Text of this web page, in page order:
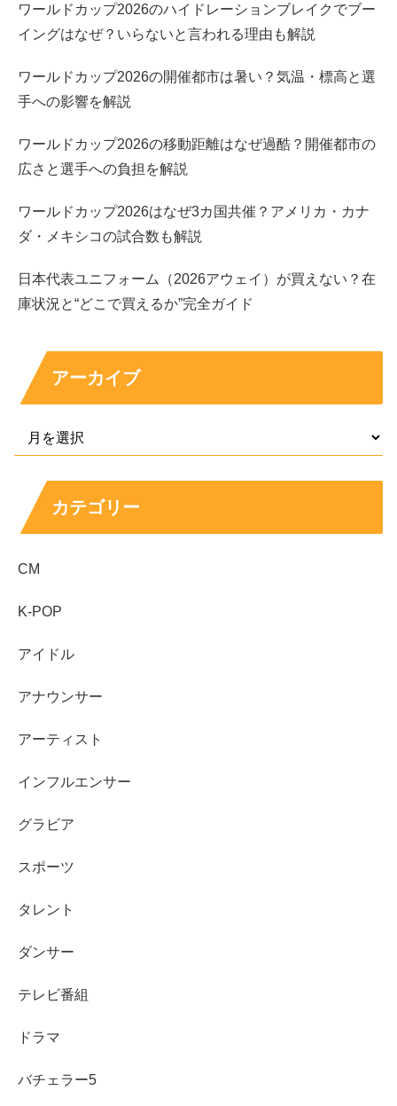
まとめ
舞良の彼氏・熱愛は、公表情報があるかどうかでま
恋リア出演があるため「熱愛の噂」が検索されやす
いが、演出や空気感だけで断定はできない
恋ステでは「しょう」に告白したが、結果は結ばれ
ない形になった
成立し、ハッピーエンドの流れ
番組内の成立と、番組後の交際は別
好きなタイプは筋肉だけでなく、姿勢や歩き方な
ど“整っている雰囲気”も重視
恋愛観は「信じて向き合う」「隠し事が少ない関
係」を大切にする印象
小ネタの“オナラ発言”からも、気を遣いすぎない距離
舞良さんの恋愛は、噂よりも
愛の情報を追うときも、焦らず「確かな根拠があるか」を
ワールドカップ2026のハイドレーションブレイクでブー
イングはなぜ？いらないと言われる理由も解説
ワールドカップ2026の開催都市は暑い？気温・標高と選
手への影響を解説
ワールドカップ2026の移動距離はなぜ過酷？開催都市の
広さと選手への負担を解説
ワールドカップ2026はなぜ3カ国共催？アメリカ・カナ
ダ・メキシコの試合数も解説
日本代表ユニフォーム（2026アウェイ）が買えない？在
庫状況と“どこで買えるか”完全ガイド
アーカイブ
カテゴリー
CM
K-POP
アイドル
アナウンサー
アーティスト
インフルエンサー
グラビア
スポーツ
タレント
ダンサー
テレビ番組
ドラマ
バチェラー5